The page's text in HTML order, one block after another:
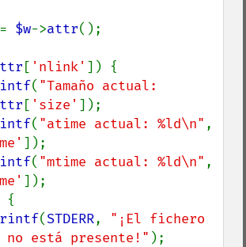
= $w->attr();
[ 'nlink' ]) {
( "Tamaño actual:
[ 'size' ]);
( "atime actual: %ld\n"
]);
( "mtime actual: %ld\n"
]);
(STDERR, "¡El fichero
no está presente!" );